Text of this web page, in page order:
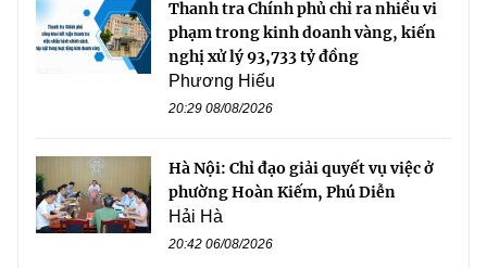
Thanh tra Chính phủ chỉ ra nhiều vi
phạm trong kinh doanh vàng, kiến
nghị xử lý 93,733 tỷ đồng
Phương Hiếu
20:29 08/08/2026
Hà Nội: Chỉ đạo giải quyết vụ việc ở
phường Hoàn Kiếm, Phú Diễn
Hải Hà
20:42 06/08/2026